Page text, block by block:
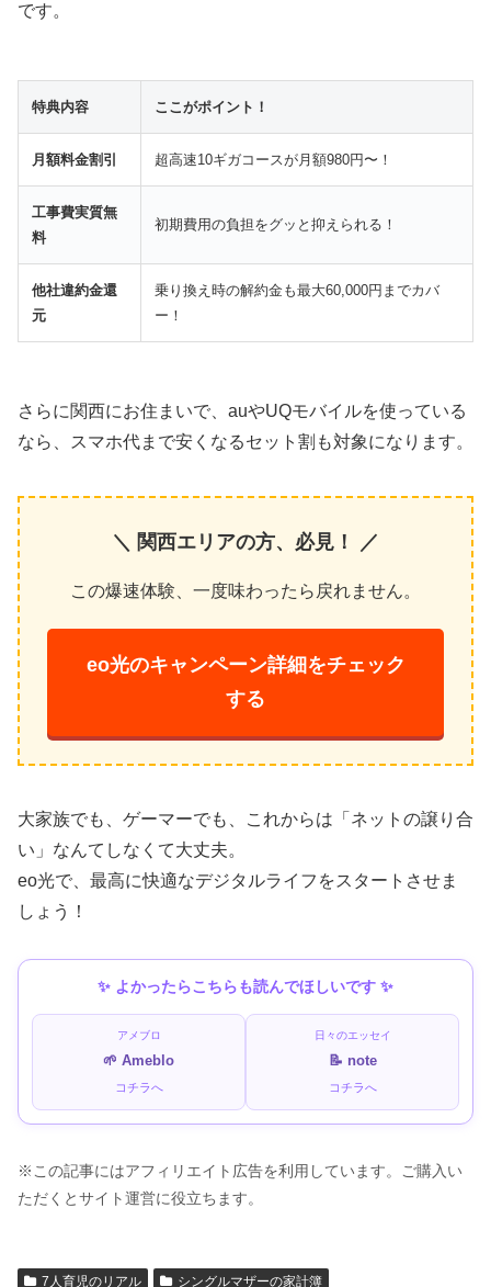
です。
特典内容 ここがポイント！
月額料金割引 超高速10ギガコースが月額980円〜！
工事費実質無
料
初期費用の負担をグッと抑えられる！
他社違約金還
元
乗り換え時の解約金も最大60,000円までカバ
ー！
さらに関西にお住まいで、auやUQモバイルを使っている
なら、スマホ代まで安くなるセット割も対象になります。
＼ 関西エリアの方、必見！ ／
この爆速体験、一度味わったら戻れません。
eo光のキャンペーン詳細をチェック
する
大家族でも、ゲーマーでも、これからは「ネットの譲り合
い」なんてしなくて大丈夫。
eo光で、最高に快適なデジタルライフをスタートさせま
しょう！
✨ よかったらこちらも読んでほしいです ✨
アメブロ
🌱 Ameblo
コチラへ
日々のエッセイ
📝 note
コチラへ
※この記事にはアフィリエイト広告を利用しています。ご購入い
ただくとサイト運営に役立ちます。
7人育児のリアル シングルマザーの家計簿